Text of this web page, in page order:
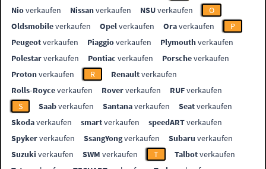
Nioverkaufen Nissanverkaufen NSUverkaufen
O
Oldsmobileverkaufen Opelverkaufen Oraverkaufen
P
Peugeotverkaufen Piaggioverkaufen Plymouthverkaufen
Polestarverkaufen Pontiac verkaufen Porscheverkaufen
Protonverkaufen R Renaultverkaufen
Rolls-Royceverkaufen Roververkaufen RUFverkaufen
S
Saabverkaufen Santanaverkaufen Seatverkaufen
Skodaverkaufen smartverkaufen speedARTverkaufen
Spykerverkaufen SsangYongverkaufen Subaru verkaufen
Suzuki verkaufen SWM verkaufen T Talbotverkaufen